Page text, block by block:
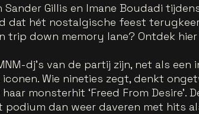
Gillis en Imane Boudadi
dat hét nostalgische feest
trip down memory lane? Ontdek
dj’s van de partij zijn, net als
iconen. Wie nineties zegt, denkt
monsterhit ‘Freed From Desire’.
dan weer daveren met hits als